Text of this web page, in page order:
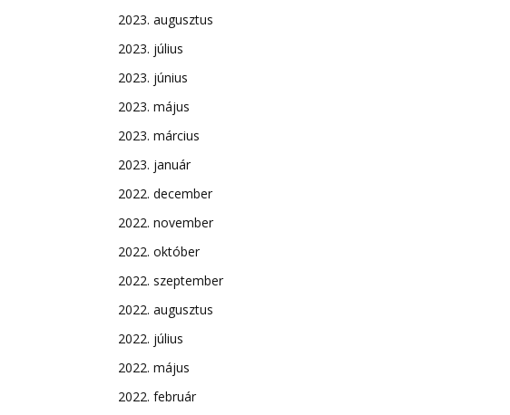
2023. augusztus
2023. július
2023. június
2023. május
2023. március
2023. január
2022. december
2022. november
2022. október
2022. szeptember
2022. augusztus
2022. július
2022. május
2022. február